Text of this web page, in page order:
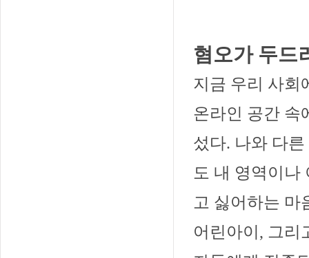
혐오가 두드
지금 우리 사회
온라인 공간 속
섰다. 나와 다
도 내 영역이나
고 싫어하는 마
어린아이, 그리